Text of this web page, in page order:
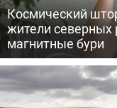
Космический
жители
магнитные бури